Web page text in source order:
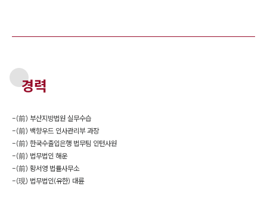
경력
-(前) 부산지방법원 실무수습
-(前) 백향우드 인사관리부 과장
-(前) 한국수출입은행 법무팀 인턴사원
-(前) 법무법인 해운
-(前) 황서영 법률사무소
-(現) 법무법인(유한) 대륜